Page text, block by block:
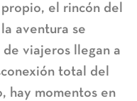
el rincón del
aventura se
de viajeros llegan a
total del
hay momentos en